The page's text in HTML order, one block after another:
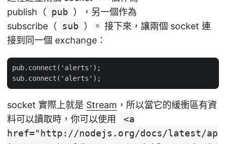
publish（ pub ），另一個作為
subscribe（ sub ）。 接下來，讓兩個 socket 連
接到同一個 exchange：
pub.connect('alerts');
socket 實際上就是 Stream ，所以當它的緩衝區有資
料可以讀取時，你可以使用
<a
href="http://nodejs.org/docs/latest/ap